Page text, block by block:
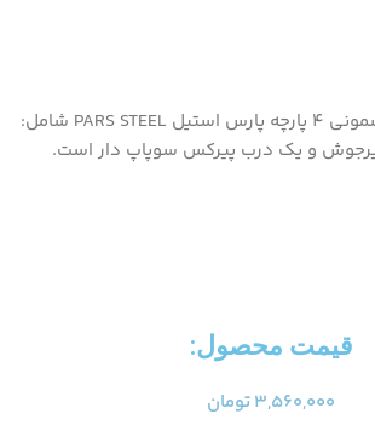
سرویس قابلمه سیسمونی 4 پارچه پارس استیل PARS STEEL شامل:
شیرجوش و یک درب پیرکس سوپاپ دار است.
قیمت محصول:​
۳,۵۶۰,۰۰۰تومان